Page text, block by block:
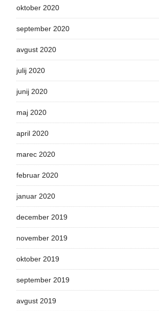
oktober 2020
september 2020
avgust 2020
julij 2020
junij 2020
maj 2020
april 2020
marec 2020
februar 2020
januar 2020
december 2019
november 2019
oktober 2019
september 2019
avgust 2019